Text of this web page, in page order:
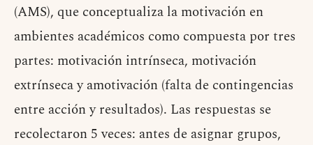
(AMS), que conceptualiza la motivación en
ambientes académicos como compuesta por tres
partes: motivación intrínseca, motivación
extrínseca y amotivación (falta de contingencias
entre acción y resultados). Las respuestas se
recolectaron 5 veces: antes de asignar grupos,